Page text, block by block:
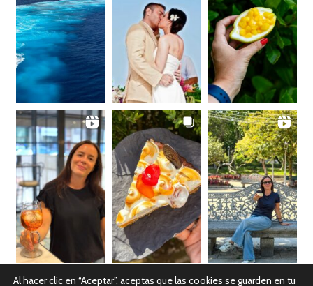
Al hacer clic en “Aceptar”, aceptas que las cookies se guarden en tu